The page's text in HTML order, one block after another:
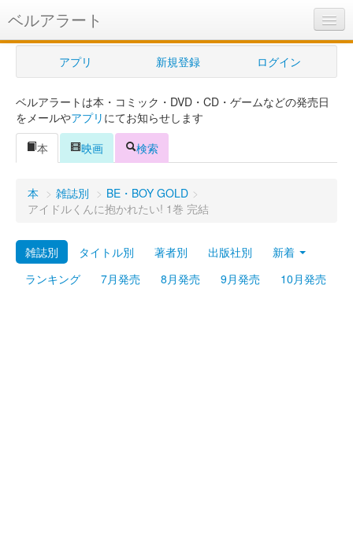
ベルアラート
ベルアラートとは
ヘルプ
新規登録
ログイン
購入管理
Myシェルフ
プレミアム
アプリ 新規登録 ログイン
ベルアラートは本・コミック・DVD・CD・ゲームなどの発売日
をメールやアプリ にてお知らせします
本
映画 検索
本 > 雑誌別 > BE・BOY GOLD >
アイドルくんに抱かれたい! 1巻 完結
雑誌別 タイトル別 著者別 出版社別
新着
ランキング
7月発売 8月発売 9月発売 10月発売